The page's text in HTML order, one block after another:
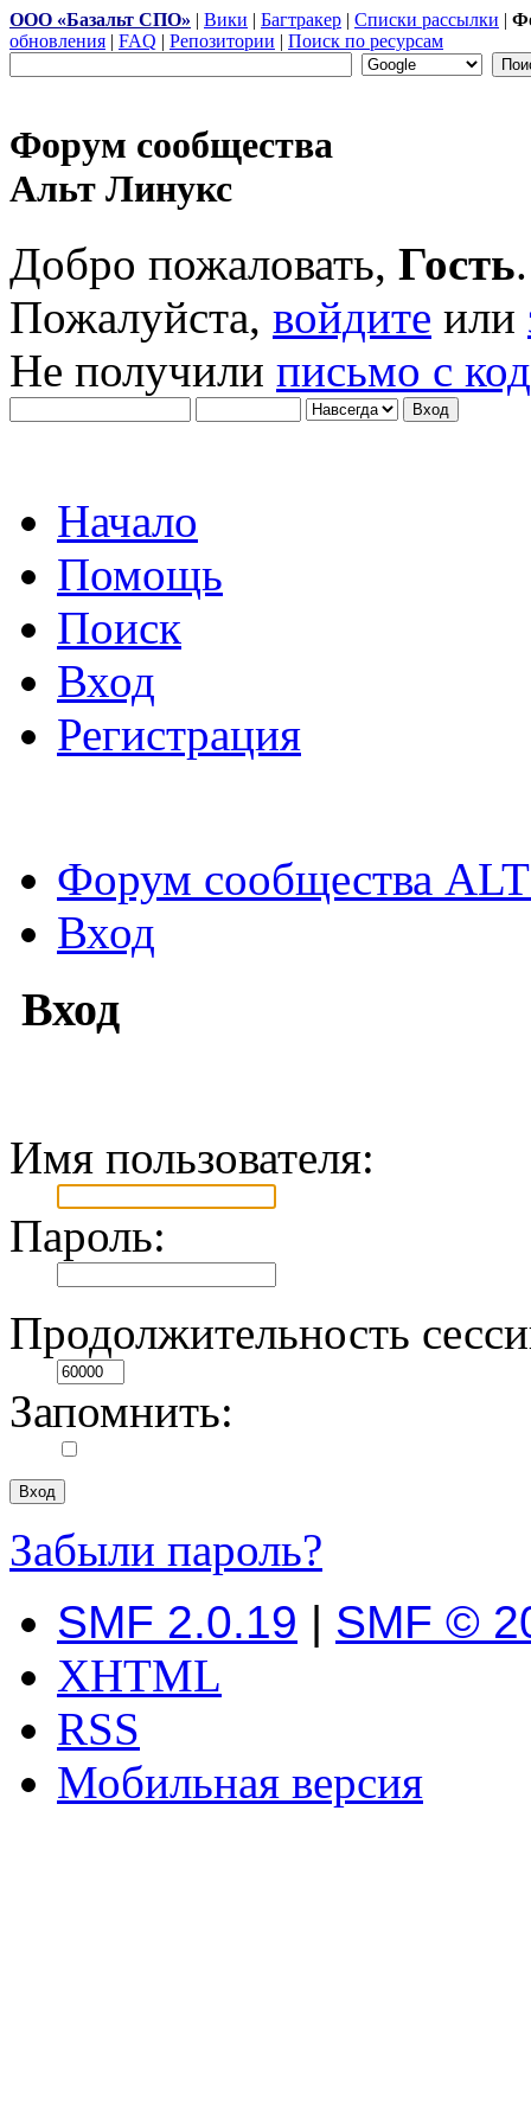
ООО «Базальт СПО» | Вики | Багтракер | Списки рассылки |
обновления | FAQ | Репозитории | Поиск по ресурсам
Форум сообщества
Альт Линукс
Добро пожаловать, Гость.
Пожалуйста, войдите или
Не получили письмо с
Начало
Помощь
Поиск
Вход
Регистрация
Форум сообщества
Вход
Вход
Имя пользователя:
Пароль:
Продолжительность
Запомнить:
Забыли пароль?
SMF 2.0.19 | SMF ©
XHTML
RSS
Мобильная версия